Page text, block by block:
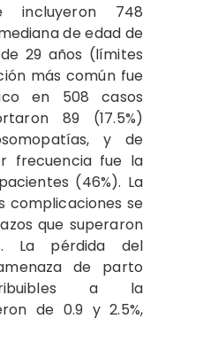
incluyeron 748
de edad de
29 años (límites
más común fue
en 508 casos
89 (17.5%)
y de
frecuencia fue la
(46%). La
complicaciones se
que superaron
La pérdida del
de parto
a la
de 0.9 y 2.5%,